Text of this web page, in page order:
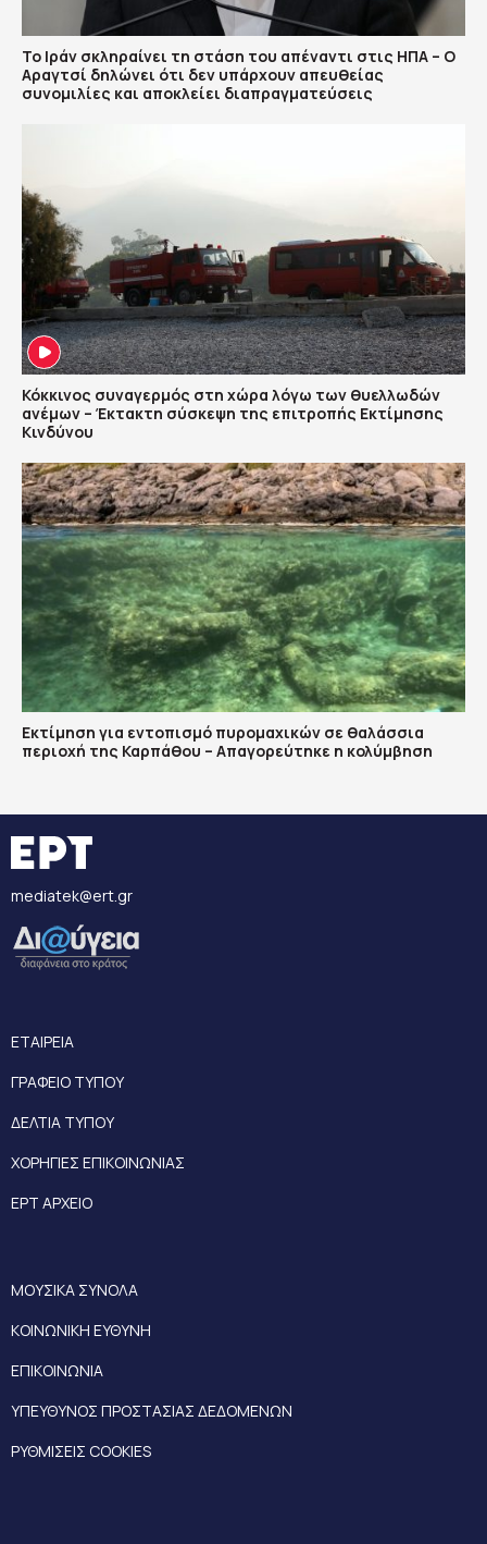
Το Ιράν σκληραίνει τη στάση του απέναντι στις ΗΠΑ – Ο
Αραγτσί δηλώνει ότι δεν υπάρχουν απευθείας
συνομιλίες και αποκλείει διαπραγματεύσεις
Κόκκινος συναγερμός στη χώρα λόγω των θυελλωδών
ανέμων – Έκτακτη σύσκεψη της επιτροπής Εκτίμησης
Κινδύνου
Εκτίμηση για εντοπισμό πυρομαχικών σε θαλάσσια
περιοχή της Καρπάθου – Απαγορεύτηκε η κολύμβηση
mediatek@ert.gr
ΕΤΑΙΡΕΙΑ
ΓΡΑΦΕΙΟ ΤΥΠΟΥ
ΔΕΛΤΙΑ ΤΥΠΟΥ
ΧΟΡΗΓΙΕΣ ΕΠΙΚΟΙΝΩΝΙΑΣ
ΕΡΤ ΑΡΧΕΙΟ
ΜΟΥΣΙΚΑ ΣΥΝΟΛΑ
ΚΟΙΝΩΝΙΚΗ ΕΥΘΥΝΗ
ΕΠΙΚΟΙΝΩΝΙΑ
ΥΠΕΥΘΥΝΟΣ ΠΡΟΣΤΑΣΙΑΣ ΔΕΔΟΜΕΝΩΝ
ΡΥΘΜΙΣΕΙΣ COOKIES